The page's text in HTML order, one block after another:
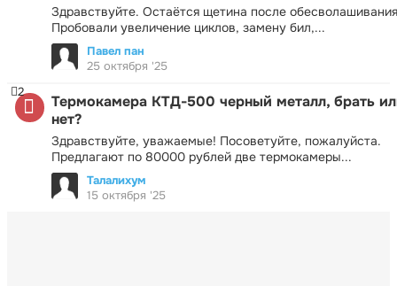
Здравствуйте. Остаётся щетина после
Пробовали увеличение циклов, замену бил,...
Павел пан
25 октября '25
Термокамера КТД-500 черный металл, брать
нет?
Здравствуйте, уважаемые! Посоветуйте, пожалуйста.
Предлагают по 80000 рублей две термокамеры...
2
Талалихум
15 октября '25